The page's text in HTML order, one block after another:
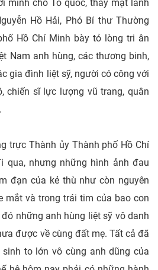
mình cho Tổ quốc, thay mặt lãnh
Hồ Hải, Phó Bí thư Thường
Hồ Chí Minh bày tỏ lòng tri ân
Nam anh hùng, các thương binh,
gia đình liệt sỹ, người có công với
chiến sĩ lực lượng vũ trang, quân
trực Thành ủy Thành phố Hồ Chí
qua, nhưng những hình ảnh đau
đạn của kẻ thù như còn nguyên
mắt và trong trái tim của bao con
những anh hùng liệt sỹ vô danh
được về cùng đất mẹ. Tất cả đã
to lớn vô cùng anh dũng của